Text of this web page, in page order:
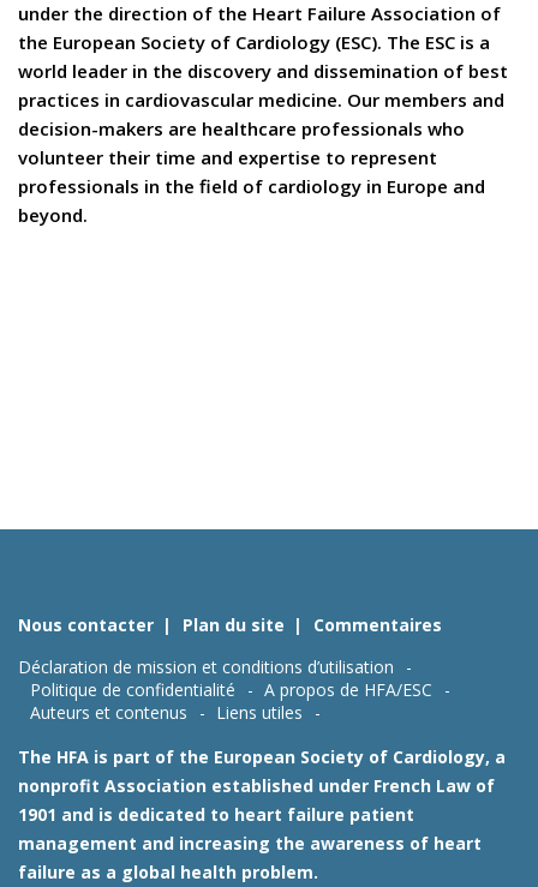
under the direction of the Heart Failure Association of
the European Society of Cardiology (ESC). The ESC is a
world leader in the discovery and dissemination of best
practices in cardiovascular medicine. Our members and
decision-makers are healthcare professionals who
volunteer their time and expertise to represent
professionals in the field of cardiology in Europe and
beyond.
Nous contacter Plan du site
Commentaires
Déclaration de mission et conditions d’utilisation
Politique de confidentialité
A propos de HFA/ESC
Auteurs et contenus
Liens utiles
The HFA is part of the European Society of Cardiology, a
nonprofit Association established under French Law of
1901 and is dedicated to heart failure patient
management and increasing the awareness of heart
failure as a global health problem.